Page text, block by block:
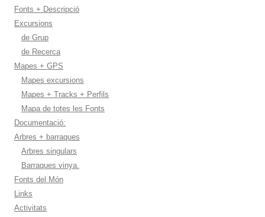
Fonts + Descripció
Excursions
de Grup
de Recerca
Mapes + GPS
Mapes excursions
Mapes + Tracks + Perfils
Mapa de totes les Fonts
Documentació:
Arbres + barraques
Arbres singulars
Barraques vinya.
Fonts del Món
Links
Activitats